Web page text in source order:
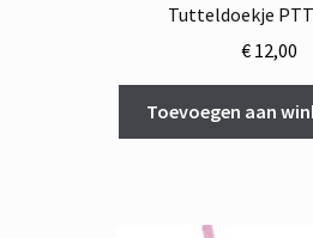
Tutteldoekje
€12,00
Toevoegen aan